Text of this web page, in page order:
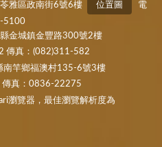
雅區政南街6號6樓
位置圖
電
5100
金城鎮金豐路300號2樓
傳真：(082)311-582
南竿鄉福澳村135-6號3樓
真：0836-22275
瀏覽器，最佳瀏覽解析度為